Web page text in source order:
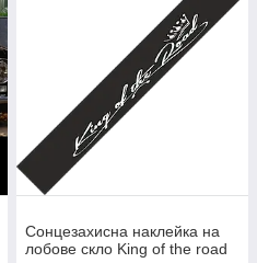
Сонцезахисна наклейка на
лобове скло King of the road